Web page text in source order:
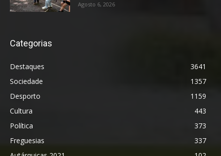
Agosto 6, 2026
Categorias
Destaques
3641
Sociedade
1357
Desporto
1159
Cultura
443
Política
373
Freguesias
337